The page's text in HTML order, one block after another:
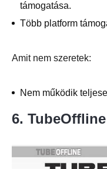
támogatása.
Több platform
Amit nem szeretek:
Nem működik
6. TubeOffline